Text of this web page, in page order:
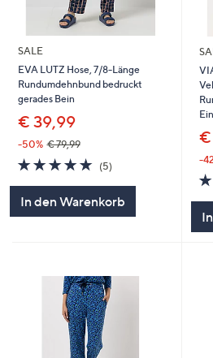
SALE
EVA LUTZ Hose, 7/8-Länge
Rundumdehnbund bedruckt
gerades Bein
€ 39,99
-50% € 79,99
5.0
von
(5)5
In den Warenkorb
€
-